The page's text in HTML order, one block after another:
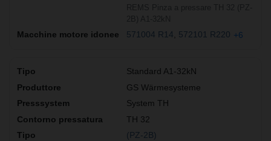
571004 R14 572101 R220 +6
Standard A1-32kN
GS Wärmesysteme
System TH
TH 32
(PZ-2B)